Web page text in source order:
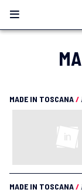
MADE IN TOSCANA/
MADE IN TOSCANA/